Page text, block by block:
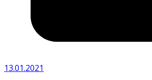
13.01.2021